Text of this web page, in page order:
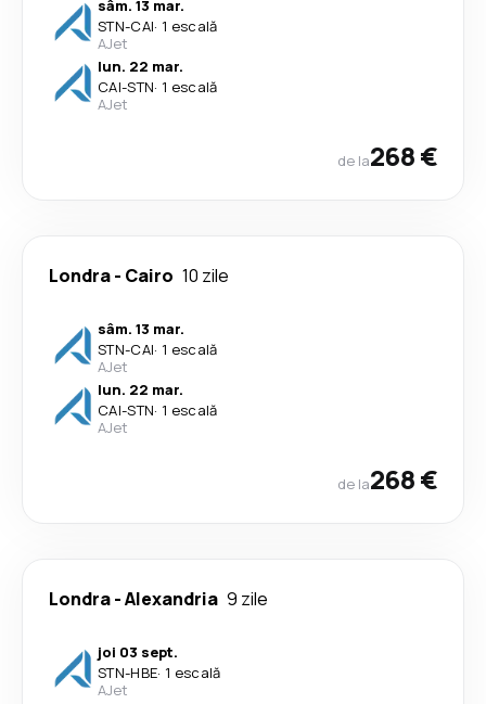
sâm. 13 mar.
STN-CAI· 1 escală
AJet
lun. 22 mar.
CAI-STN· 1 escală
AJet
de la268 €
Londra- Cairo 10 zile
sâm. 13 mar.
STN-CAI· 1 escală
AJet
lun. 22 mar.
CAI-STN· 1 escală
AJet
de la268 €
Londra-Alexandria 9 zile
joi 03 sept.
STN-HBE· 1 escală
AJet